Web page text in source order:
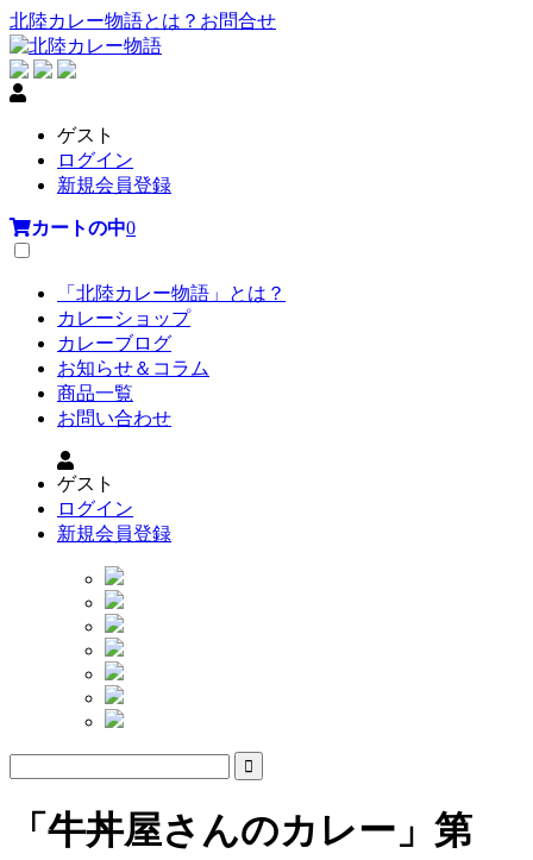
北陸カレー物語とは？ お問合せ
ゲスト
ログイン
新規会員登録
カートの中0
「北陸カレー物語」とは？
カレーショップ
カレーブログ
お知らせ＆コラム
商品一覧
お問い合わせ
ゲスト
ログイン
新規会員登録
「牛丼屋さんのカレー」第